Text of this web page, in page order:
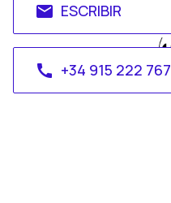
email ESCRIBIR
call +34 915 222 767